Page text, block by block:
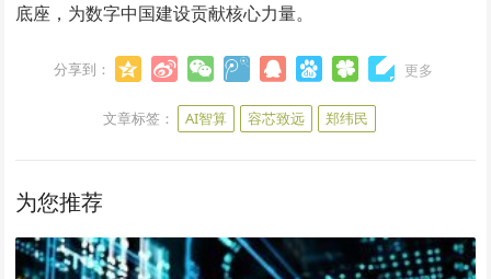
底座，为数字中国建设贡献核心力量。
分享到： 更多
文章标签： AI智算 容芯致远 郑纬民
为您推荐